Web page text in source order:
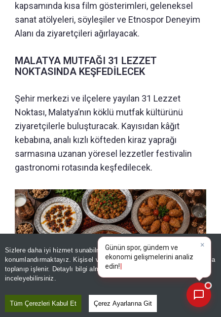
Sizlere daha iyi hizmet sunabilmek adına sitemizdeçerez
konumlandırmaktayız. Kişisel verileriniz, KVKK ve GDPR kapsamında
toplanıp işlenir. Detaylı bilgi almak için
inceleyebilirsiniz.
Tüm Çerezleri Kabul Et Çerez Ayarlarına Git
kapsamında kısa film gösterimleri, geleneksel
sanat atölyeleri, söyleşiler ve Etnospor Deneyim
Alanı da ziyaretçileri ağırlayacak.
MALATYA MUTFAĞI 31 LEZZET
NOKTASINDA KEŞFEDİLECEK
Şehir merkezi ve ilçelere yayılan 31 Lezzet
Noktası, Malatya’nın köklü mutfak kültürünü
ziyaretçilerle buluşturacak. Kayısıdan kâğıt
kebabına, analı kızlı köfteden kiraz yaprağı
sarmasına uzanan yöresel lezzetler festivalin
gastronomi rotasında keşfedilecek.
Günün spor, gü